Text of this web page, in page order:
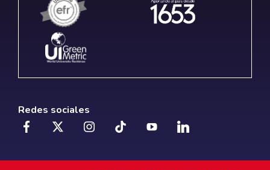
Redes sociales